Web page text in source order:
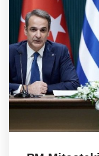
Sustainability
Health
In Pictures